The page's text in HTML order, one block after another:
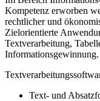
Kompetenz erworben
rechtlicher und
Zielorientierte
Textverarbeitung,
Informationsgewinnung.
Text- und